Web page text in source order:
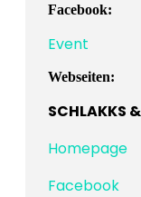
Facebook:
Event
Webseiten:
SCHLAKKS
Homepage
Facebook